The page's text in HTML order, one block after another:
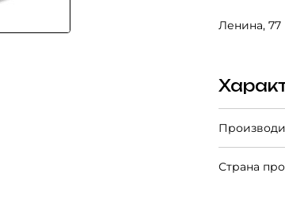
Ленина, 77
Страна